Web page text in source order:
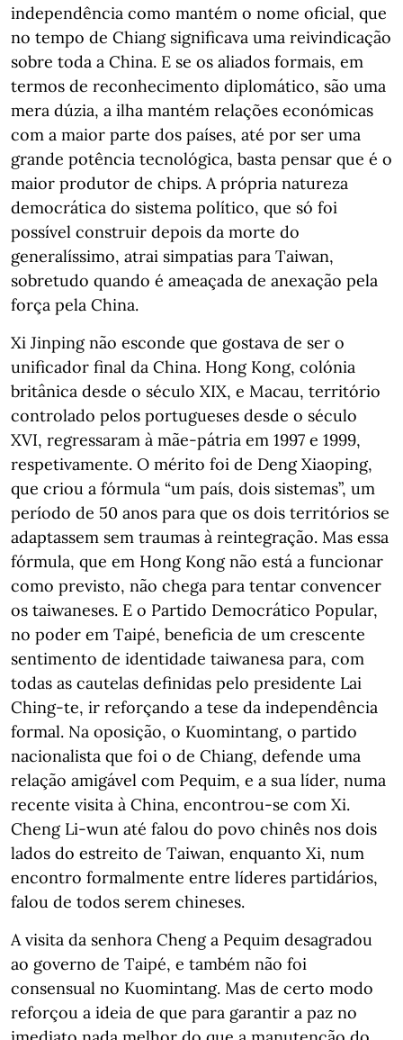
independência como mantém o nome oficial, que
no tempo de Chiang significava uma reivindicação
sobre toda a China. E se os aliados formais, em
termos de reconhecimento diplomático, são uma
mera dúzia, a ilha mantém relações económicas
com a maior parte dos países, até por ser uma
grande potência tecnológica, basta pensar que é o
maior produtor de chips. A própria natureza
democrática do sistema político, que só foi
possível construir depois da morte do
generalíssimo, atrai simpatias para Taiwan,
sobretudo quando é ameaçada de anexação pela
força pela China.
Xi Jinping não esconde que gostava de ser o
unificador final da China. Hong Kong, colónia
britânica desde o século XIX, e Macau, território
controlado pelos portugueses desde o século
XVI, regressaram à mãe-pátria em 1997 e 1999,
respetivamente. O mérito foi de Deng Xiaoping,
que criou a fórmula “um país, dois sistemas”, um
período de 50 anos para que os dois territórios se
adaptassem sem traumas à reintegração. Mas essa
fórmula, que em Hong Kong não está a funcionar
como previsto, não chega para tentar convencer
os taiwaneses. E o Partido Democrático Popular,
no poder em Taipé, beneficia de um crescente
sentimento de identidade taiwanesa para, com
todas as cautelas definidas pelo presidente Lai
Ching-te, ir reforçando a tese da independência
formal. Na oposição, o Kuomintang, o partido
nacionalista que foi o de Chiang, defende uma
relação amigável com Pequim, e a sua líder, numa
recente visita à China, encontrou-se com Xi.
Cheng Li-wun até falou do povo chinês nos dois
lados do estreito de Taiwan, enquanto Xi, num
encontro formalmente entre líderes partidários,
falou de todos serem chineses.
A visita da senhora Cheng a Pequim desagradou
ao governo de Taipé, e também não foi
consensual no Kuomintang. Mas de certo modo
reforçou a ideia de que para garantir a paz no